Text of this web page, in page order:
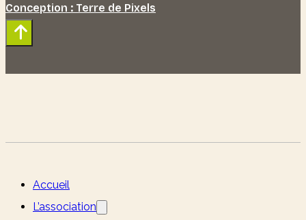
Conception : Terre de Pixels
Accueil
L’association